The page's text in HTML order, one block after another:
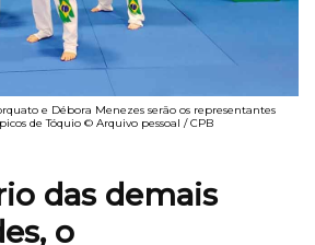
e Débora Menezes serão os representantes
de Tóquio © Arquivo pessoal / CPB
das demais
o